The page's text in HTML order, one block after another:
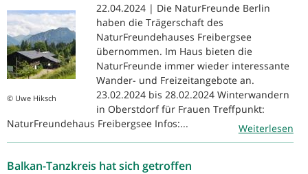
© Uwe Hiksch
22.04.2024 | Die NaturFreunde Berlin
haben die Trägerschaft des
NaturFreundehauses Freibergsee
übernommen. Im Haus bieten die
NaturFreunde immer wieder interessante
Wander- und Freizeitangebote an.
23.02.2024 bis 28.02.2024 Winterwandern
in Oberstdorf für Frauen Treffpunkt:
NaturFreundehaus Freibergsee Infos:...
Weiterlesen
Balkan-Tanzkreis hat sich getroffen